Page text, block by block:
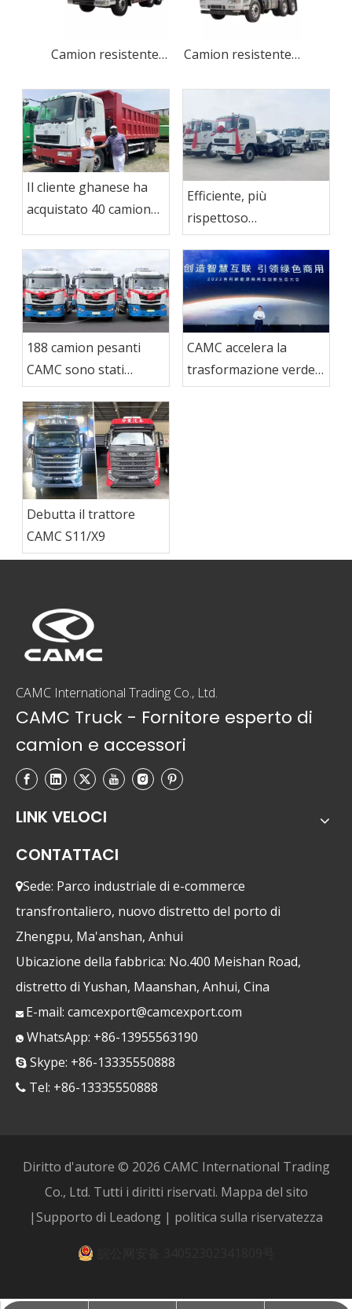
Camion resistente del motore diesel 6x4 per il trasporto di merci Camion resistente affidabile di resistenza per la costruzione
Il cliente ghanese ha
acquistato 40 camion
CAMC
Efficiente, più
rispettoso
dell'ambiente!15
trattori CAMC LNG
sono stati inviati al
mercato indonesiano
188 camion pesanti
CAMC sono stati
consegnati a Ma Steel
Group
CAMC accelera la
trasformazione verde e
guida l'aggiornamento
Debutta il trattore
CAMC S11/X9
CAMC International Trading Co., Ltd.
CAMC Truck - Fornitore esperto di
camion e accessori
LINK VELOCI
CONTATTACI
Sede: Parco industriale di e-commerce
transfrontaliero, nuovo distretto del porto di
Zhengpu, Ma'anshan, Anhui
Ubicazione della fabbrica: No.400 Meishan Road,
distretto di Yushan, Maanshan, Anhui, Cina
 E-mail: camcexport@camcexport.com
 WhatsApp: +86-13955563190
 Skype: +86-13335550888
 Tel: +86-13335550888
Diritto d'autore © 2026 CAMC International Trading
Co., Ltd. Tutti i diritti riservati. Mappa del sito
|Supporto di Leadong | politica sulla riservatezza